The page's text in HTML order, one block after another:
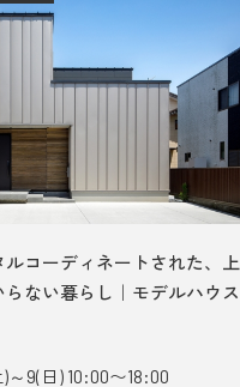
コーディネートされた、上
ない暮らし｜モデルハウス
～9(日) 10:00〜18:00